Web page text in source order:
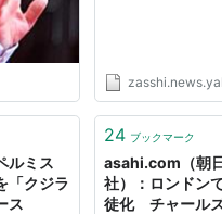
ルミス
「クジラ
ス
24 ブックマーク
asahi.com（朝
社）：ロンドン
徒化 チャール